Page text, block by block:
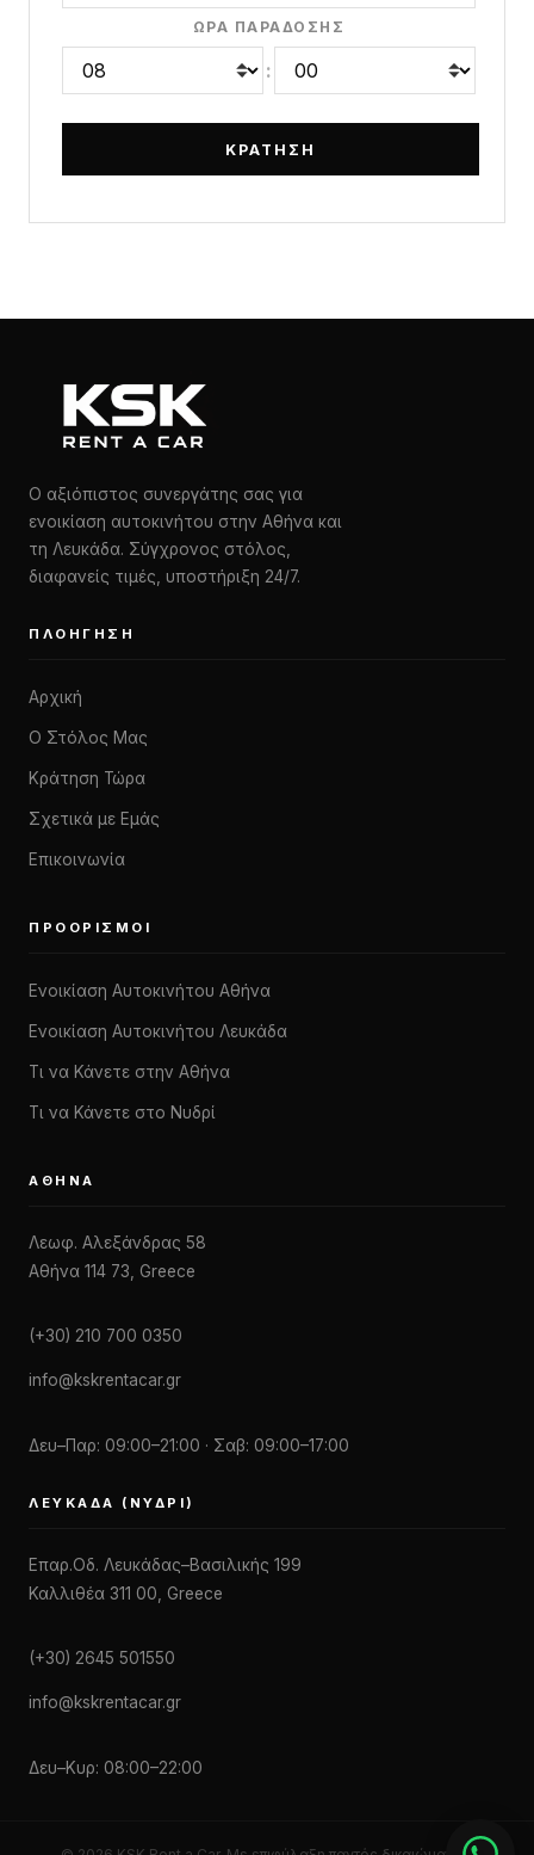
ΏΡΑ ΠΑΡΆΔΟΣΗΣ
:
Ο αξιόπιστος συνεργάτης σας για
ενοικίαση αυτοκινήτου στην Αθήνα και
τη Λευκάδα. Σύγχρονος στόλος,
διαφανείς τιμές, υποστήριξη 24/7.
ΠΛΟΉΓΗΣΗ
Αρχική
Ο Στόλος Μας
Κράτηση Τώρα
Σχετικά με Εμάς
Επικοινωνία
ΠΡΟΟΡΙΣΜΟΊ
Ενοικίαση Αυτοκινήτου Αθήνα
Ενοικίαση Αυτοκινήτου Λευκάδα
Τι να Κάνετε στην Αθήνα
Τι να Κάνετε στο Νυδρί
ΑΘΉΝΑ
Λεωφ. Αλεξάνδρας 58
Αθήνα 114 73, Greece
(+30) 210 700 0350
info@kskrentacar.gr
Δευ–Παρ: 09:00–21:00 · Σαβ: 09:00–17:00
ΛΕΥΚΆΔΑ (ΝΥΔΡΊ)
Επαρ.Οδ. Λευκάδας–Βασιλικής 199
Καλλιθέα 311 00, Greece
(+30) 2645 501550
info@kskrentacar.gr
Δευ–Κυρ: 08:00–22:00